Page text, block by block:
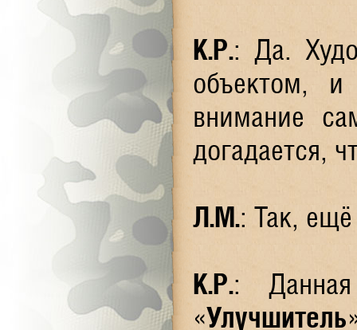
К.Р.: Да.
объектом, и
внимание
догадается,
Л.М.: Так, ещё
К.Р.:
«Улучшитель